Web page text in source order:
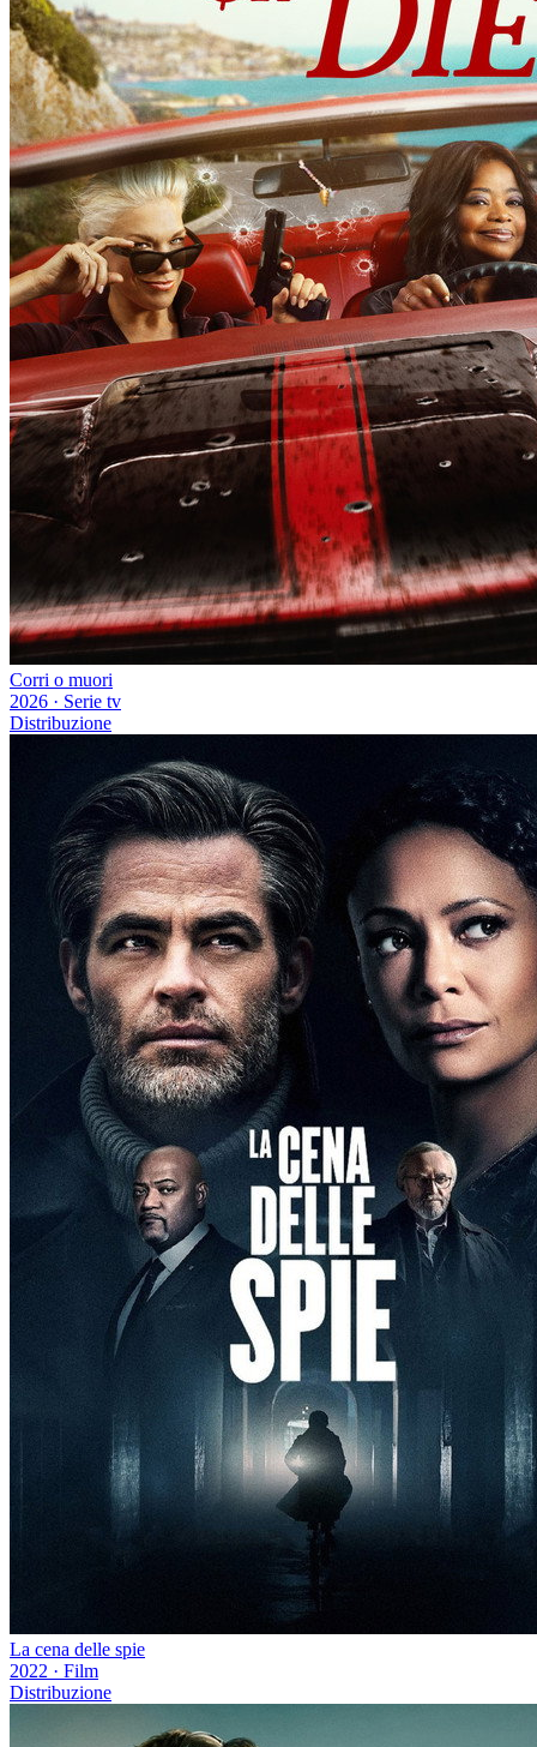
Corri o muori
2026 · Serie tv
Distribuzione
La cena delle spie
2022 · Film
Distribuzione